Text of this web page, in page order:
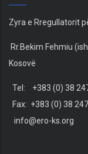
Zyra e Rregullatorit
Rr.Bekim Fehmiu
Kosovë
Tel: +383 (0) 38
Fax: +383 (0) 38
info@ero-ks.org